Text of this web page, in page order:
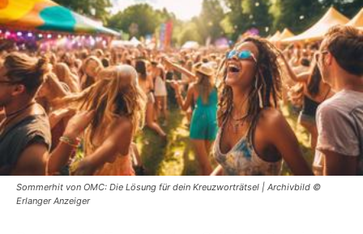
Sommerhit von OMC: Die Lösung für dein Kreuzworträtsel | Archivbild ©
Erlanger Anzeiger